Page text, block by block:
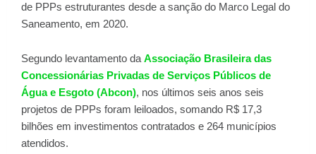
de PPPs estruturantes desde a sanção do Marco Legal do
Saneamento, em 2020.
Segundo levantamento da Associação Brasileira das
Concessionárias Privadas de Serviços Públicos de
Água e Esgoto (Abcon), nos últimos seis anos seis
projetos de PPPs foram leiloados, somando R$ 17,3
bilhões em investimentos contratados e 264 municípios
atendidos.